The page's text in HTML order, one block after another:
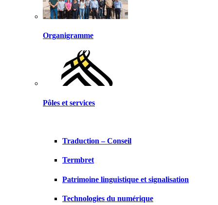
Organigramme
Pôles et services
Traduction – Conseil
Termbret
Patrimoine linguistique et signalisation
Technologies du numérique